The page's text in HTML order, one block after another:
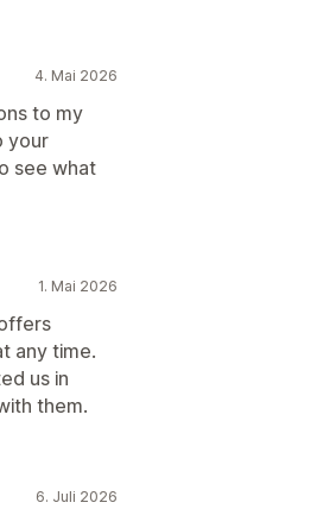
4. Mai 2026
to my
your
see what
1. Mai 2026
any time.
us in
them.
6. Juli 2026